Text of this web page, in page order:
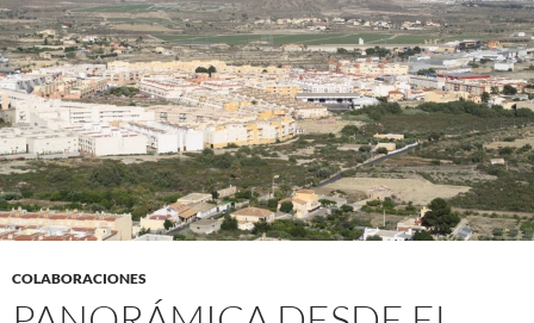
COLABORACIONES